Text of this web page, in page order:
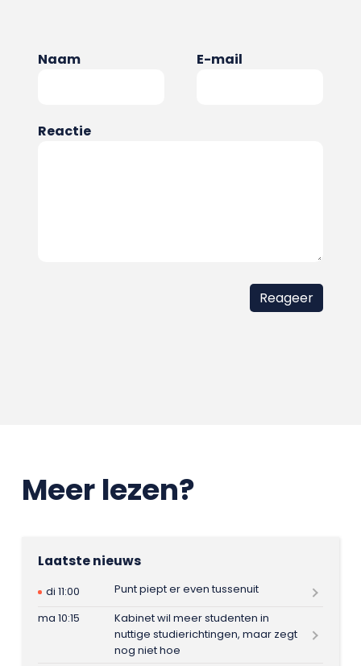
Naam E-mail
Reactie
Meer lezen?
Laatste nieuws
di 11:00
Punt piept er even tussenuit
ma 10:15
Kabinet wil meer studenten in
nuttige studierichtingen, maar zegt
nog niet hoe